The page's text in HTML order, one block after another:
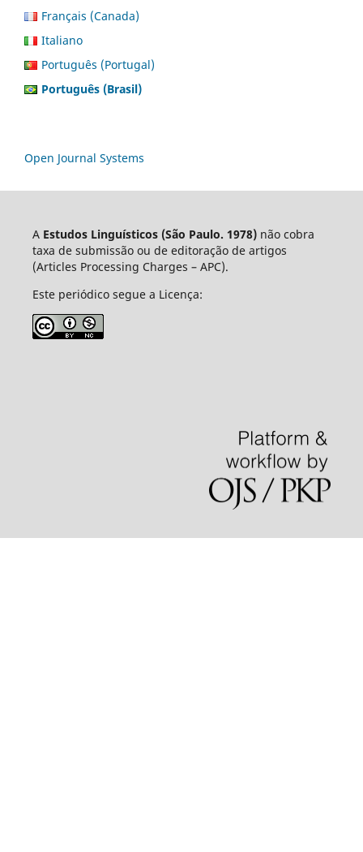
Français (Canada)
Italiano
Português (Portugal)
Português (Brasil)
Open Journal Systems
A Estudos Linguísticos (São Paulo. 1978)não cobra
taxa de submissão ou de editoração de artigos
(Articles Processing Charges – APC).
Este periódico segue a Licença: